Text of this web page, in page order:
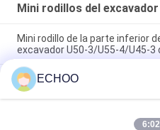
Mini rodillos del excavador
Mini rodillo de la parte inferior
excavador U50-3/U55-4/U45-3
9106672 tren de aterrizaje del
de la pista el mini parte el rodillo
El rodillo Takeuchi de la pista
ECHOO